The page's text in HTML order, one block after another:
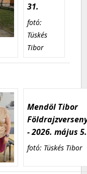
31.
fotó:
Tüskés
Tibor
Mendöl Tibor
- 2026. május 5.
fotó: Tüskés Tibor